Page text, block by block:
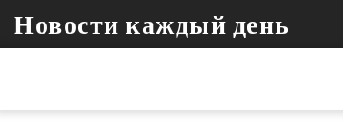
Новости каждый день